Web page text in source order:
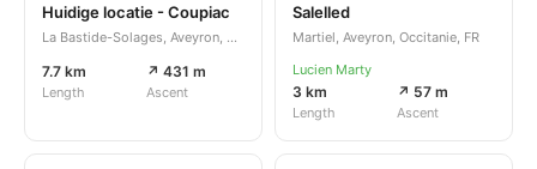
Huidige locatie - Coupiac
La Bastide-Solages, Aveyron, Occitanie, FR
7.7 km
Length
↗ 431 m
Ascent
Salelled
Martiel, Aveyron, Occitanie, FR
Lucien Marty
3 km
Length
↗ 57 m
Ascent